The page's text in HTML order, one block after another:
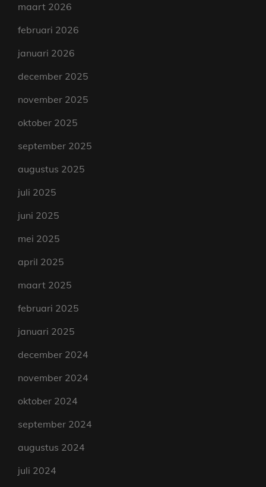
maart 2026
februari 2026
januari 2026
december 2025
november 2025
oktober 2025
september 2025
augustus 2025
juli 2025
juni 2025
mei 2025
april 2025
maart 2025
februari 2025
januari 2025
december 2024
november 2024
oktober 2024
september 2024
augustus 2024
juli 2024